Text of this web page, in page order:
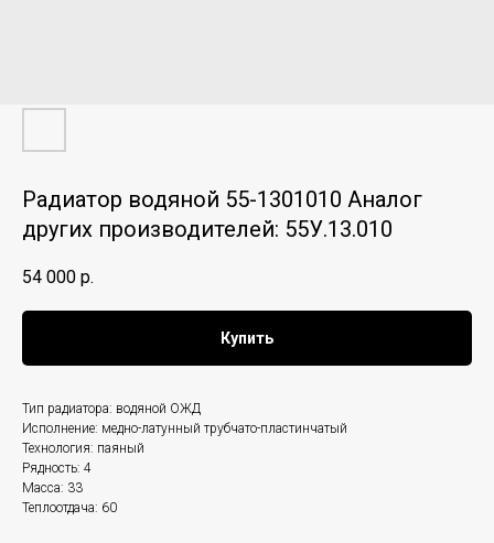
Радиатор водяной 55-1301010 Аналог
других производителей: 55У.13.010
54 000 р.
Купить
Тип радиатора: водяной ОЖД
Исполнение: медно-латунный трубчато-пластинчатый
Технология: паяный
Рядность: 4
Масса: 33
Теплоотдача: 60